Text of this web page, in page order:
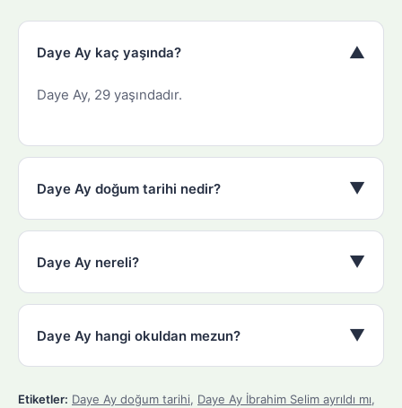
Daye Ay kaç yaşında? ▼
Daye Ay, 29 yaşındadır.
Daye Ay doğum tarihi nedir? ▼
Daye Ay nereli? ▼
Daye Ay hangi okuldan mezun? ▼
Etiketler: Daye Ay doğum tarihi, Daye Ay İbrahim Selim ayrıldı mı,